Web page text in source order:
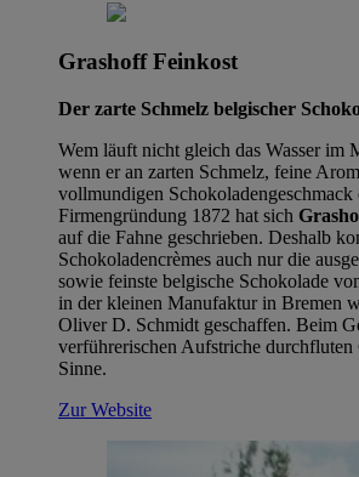
Grashoff Feinkost
Der zarte Schmelz belgischer
Wem läuft nicht gleich das Wasser im
wenn er an zarten Schmelz, feine
vollmundigen Schokoladengeschmack
Firmengründung 1872 hat sich
auf die Fahne geschrieben. Deshalb
Schokoladencrèmes auch nur die
sowie feinste belgische Schokolade
in der kleinen Manufaktur in Bremen
Oliver D. Schmidt geschaffen. Beim
verführerischen Aufstriche
Sinne.
Zur Website